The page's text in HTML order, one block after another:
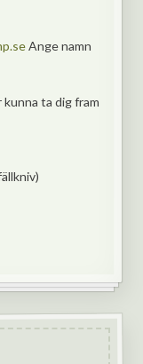
Ange namn
ta dig fram